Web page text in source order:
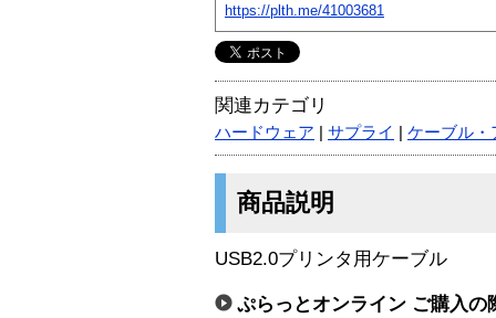
https://plth.me/41003681
関連カテゴリ
ハードウェア サプライ ケーブル・
商品説明
USB2.0プリンタ用ケーブル
ぷらっとオンライン ご購入の